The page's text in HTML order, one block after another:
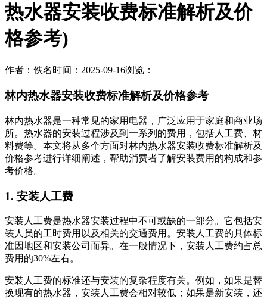
热水器安装收费标准解析及价
格参考)
作者：佚名时间：2025-09-16浏览：
林内热水器安装收费标准解析及价格参考
林内热水器是一种常见的家用电器，广泛应用于家庭和商业场
所。热水器的安装过程涉及到一系列的费用，包括人工费、材
料费等。本文将从多个方面对林内热水器安装收费标准解析及
价格参考进行详细阐述，帮助消费者了解安装费用的构成和参
考价格。
1. 安装人工费
安装人工费是热水器安装过程中不可或缺的一部分。它包括安
装人员的工时费用以及相关的交通费用。安装人工费的具体标
准因地区和安装公司而异。在一般情况下，安装人工费约占总
费用的30%左右。
安装人工费的标准还与安装的复杂程度有关。例如，如果是替
换现有的热水器，安装人工费会相对较低；如果是新安装，还